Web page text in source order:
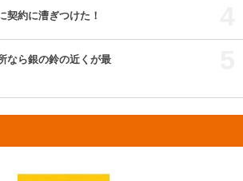
契約に漕ぎつけた！
なら銀の鈴の近くが最